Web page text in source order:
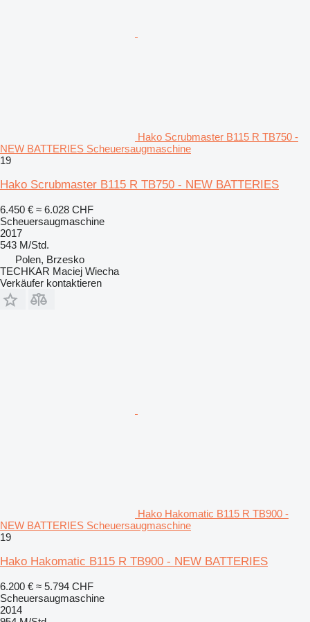
Hako Scrubmaster B115 R TB750 -
NEW BATTERIES Scheuersaugmaschine
19
Hako Scrubmaster B115 R TB750 - NEW BATTERIES
6.450 € ≈ 6.028 CHF
Scheuersaugmaschine
2017
543 M/Std.
Polen, Brzesko
TECHKAR Maciej Wiecha
Verkäufer kontaktieren
Hako Hakomatic B115 R TB900 -
NEW BATTERIES Scheuersaugmaschine
19
Hako Hakomatic B115 R TB900 - NEW BATTERIES
6.200 € ≈ 5.794 CHF
Scheuersaugmaschine
2014